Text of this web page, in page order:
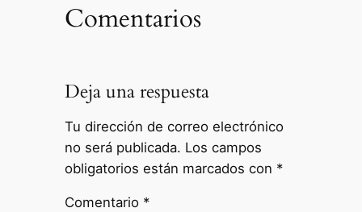
Comentarios
Deja una respuesta
Tu dirección de correo electrónico
no será publicada. Los campos
obligatorios están marcados con *
Comentario *